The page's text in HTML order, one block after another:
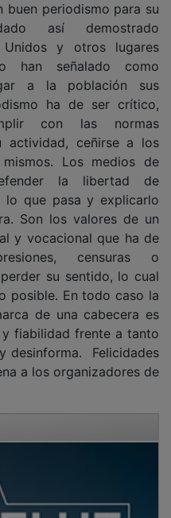
así demostrado
Unidos y otros lugares
han señalado como
a la población sus
ha de ser crítico,
con las normas
actividad, ceñirse a los
Los medios de
la libertad de
lo que pasa y explicarlo
Son los valores de un
y vocacional que ha de
censuras o
su sentido, lo cual
posible. En todo caso la
de una cabecera es
fiabilidad frente a tanto
desinforma. Felicidades
a los organizadores de